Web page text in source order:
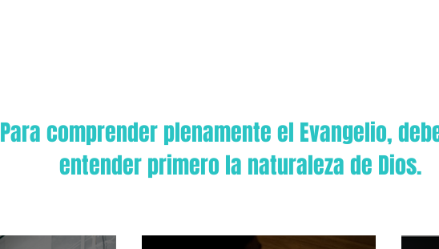
Para comprender plenamente el Evangelio,
entender primero la naturaleza de Dios.